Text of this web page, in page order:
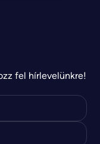
fel hírlevelünkre!